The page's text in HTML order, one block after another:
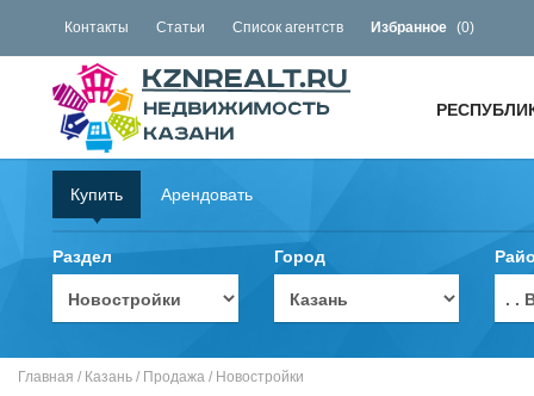
Контакты Статьи Список агентств Избранное (0)
Купить Арендовать
Раздел Город
. .
Главная / Казань / Продажа / Новостройки